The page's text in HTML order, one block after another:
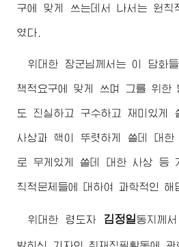
구에 맞게 쓰는데서 나서는 원칙
였다.
위대한 장군님 께서는 이 담화
책적요구에 맞게 쓰며 그를 위한
도 진실하고 구수하고 재미있게
사상과 핵이 뚜렷하게 쓸데 대
로 무게있게 쓸데 대한 사상 등
칙적문제들에 대하여 과학적인 해
위대한 령도자 김정일동지 께서